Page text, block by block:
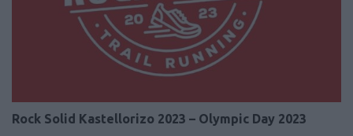
Rock Solid Kastellorizo 2023 – Olympic Day 2023